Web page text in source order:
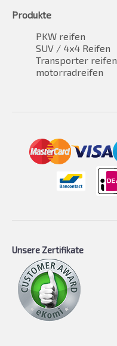
Produkte
PKW reifen
SUV / 4x4 Reifen
Transporter reifen
motorradreifen
Unsere Zertifikate